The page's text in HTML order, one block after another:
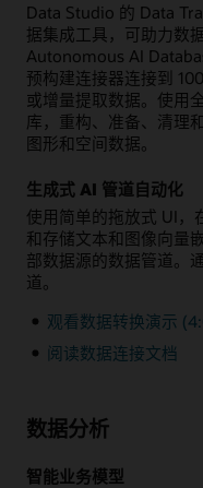
Data Studio 的 Data
据集成工具，可助力数
Autonomous AI
预构建连接器连接到
或增量提取数据。使用
库，重构、准备、清理
图形和空间数据。
生成式 AI 管道自动化
使用简单的拖放式 UI
和存储文本和图像向量
部数据源的数据管道。
道。
观看数据转换演示
阅读数据连接文档
数据分析
智能业务模型